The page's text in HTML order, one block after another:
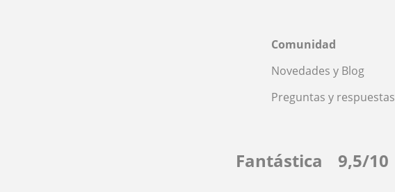
Comunidad
Novedades y Blog
Preguntas y respuestas
Fantástica 9,5/10